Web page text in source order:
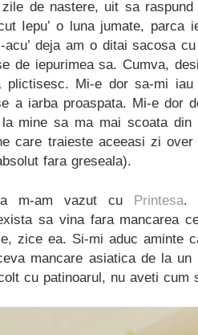
de nastere, uit sa
Iepu’ o luna jumate, parca
deja am o ditai sacosa
de iepurimea sa. Cumva,
plictisesc. Mi-e dor sa-mi
a iarba proaspata. Mi-e dor
mine sa ma mai scoata
care traieste aceeasi zi
fara greseala).
m-am vazut cu Printesa.
sa vina fara mancarea
zice ea. Si-mi aduc aminte
mancare asiatica de la
cu patinoarul, nu aveti cum